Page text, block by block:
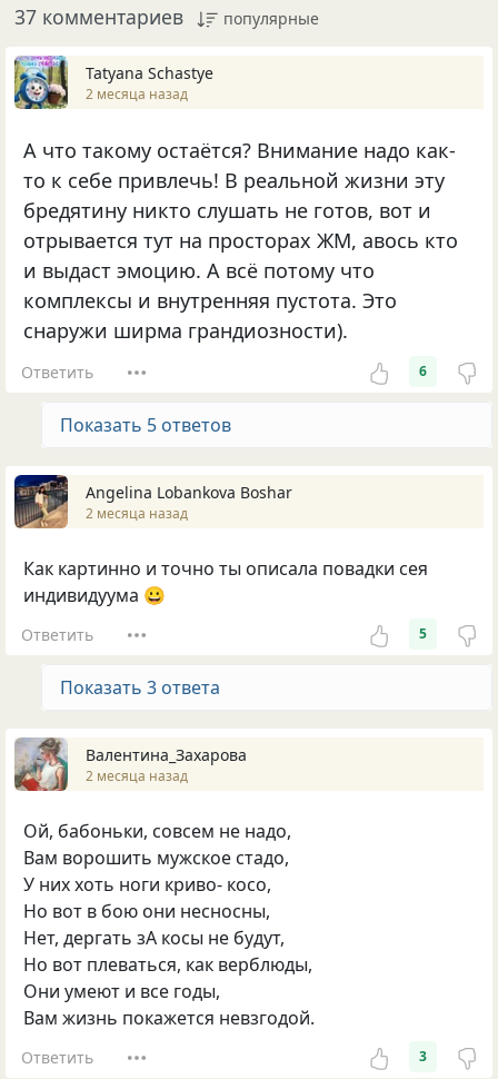
37 комментариев популярные
Tatyana Schastye
2 месяца назад
А что такому остаётся? Внимание надо как-
то к себе привлечь! В реальной жизни эту
бредятину никто слушать не готов, вот и
отрывается тут на просторах ЖМ, авось кто
и выдаст эмоцию. А всё потому что
комплексы и внутренняя пустота. Это
снаружи ширма грандиозности).
Ответить 6
Показать 5 ответов
Angelina Lobankova Boshar
2 месяца назад
Как картинно и точно ты описала повадки сея
индивидуума 😀
Ответить 5
Показать 3 ответа
Валентина_Захарова
2 месяца назад
Ой, бабоньки, совсем не надо,
Вам ворошить мужское стадо,
У них хоть ноги криво- косо,
Но вот в бою они несносны,
Нет, дергать зА косы не будут,
Но вот плеваться, как верблюды,
Они умеют и все годы,
Вам жизнь покажется невзгодой.
Ответить 3